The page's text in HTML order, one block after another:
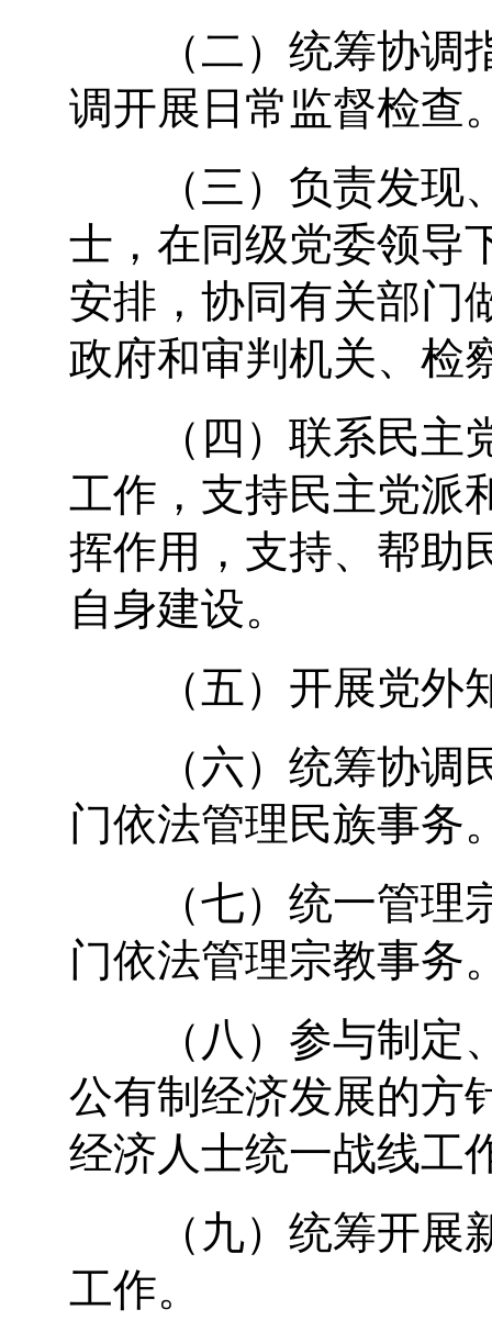
（二）统筹协调
调开展日常监督检查
（三）负责发现
士，在同级党委领导
安排，协同有关部门
政府和审判机关、检
（四）联系民主
工作，支持民主党派
挥作用，支持、帮助
自身建设。
（五）开展党外
（六）统筹协调
门依法管理民族事务
（七）统一管理
门依法管理宗教事务
（八）参与制定
公有制经济发展的方
经济人士统一战线工
（九）统筹开展
工作。